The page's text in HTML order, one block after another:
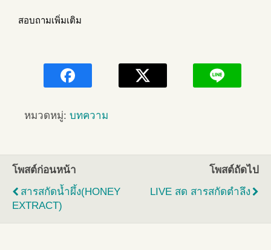
สอบถามเพิ่มเติม
หมวดหมู่: บทความ
โพสต์ก่อนหน้า
สารสกัดน้ำผึ้ง(HONEY
EXTRACT)
โพสต์ถัดไป
LIVE สด สารสกัดตำลึง